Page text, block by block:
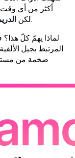
أكثر من أي وقت
لكن.
لماذا يهمّ كلّ
المرتبط بجيل
ضخمة من